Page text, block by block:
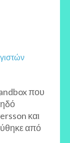
που
και
από